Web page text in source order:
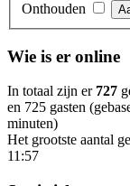
Onthouden
Wie is er online
In totaal zijn er 727
en 725 gasten
minuten)
Het grootste aantal
11:57